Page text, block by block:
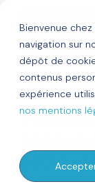
Bienvenue chez
navigation sur
dépôt de
contenus
expérience
nos mentions
digitalisation
votre